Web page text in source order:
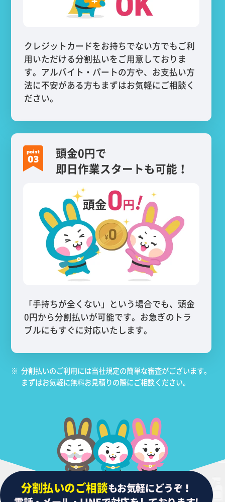
クレジットカードをお持ちでない方でもご利
用いただける分割払いをご用意しておりま
す。アルバイト・パートの方や、お支払い方
法に不安がある方もまずはお気軽にご相談く
ださい。
頭金0円で
即日作業スタートも可能！
「手持ちが全くない」という場合でも、頭金
0円から分割払いが可能です。お急ぎのトラ
ブルにもすぐに対応いたします。
※ 分割払いのご利用には当社規定の簡単な審査がございます。
まずはお気軽に無料お見積りの際にご相談ください。
分割払いのご相談もお気軽にどうぞ！